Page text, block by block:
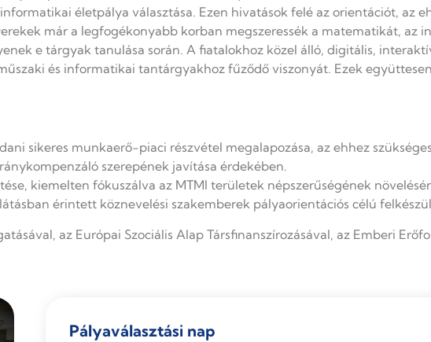
életpálya választása. Ezen hivatások felé az orientációt, az
már a legfogékonyabb korban megszeressék a matematikát,
e tárgyak tanulása során. A fiatalokhoz közel álló, digitális,
és informatikai tantárgyakhoz fűződő viszonyát. Ezek
sikeres munkaerő-piaci részvétel megalapozása, az ehhez
szerepének javítása érdekében.
kiemelten fókuszálva az MTMI területek népszerűségének
érintett köznevelési szakemberek pályaorientációs célú
az Európai Szociális Alap Társfinanszírozásával, az Emberi
Pályaválasztási nap